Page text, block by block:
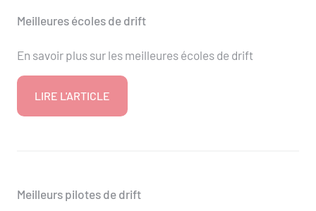
Meilleures écoles de drift
En savoir plus sur les meilleures écoles de drift
LIRE L'ARTICLE
Meilleurs pilotes de drift